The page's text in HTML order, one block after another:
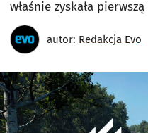
właśnie zyskała
autor: Redakcja Evo